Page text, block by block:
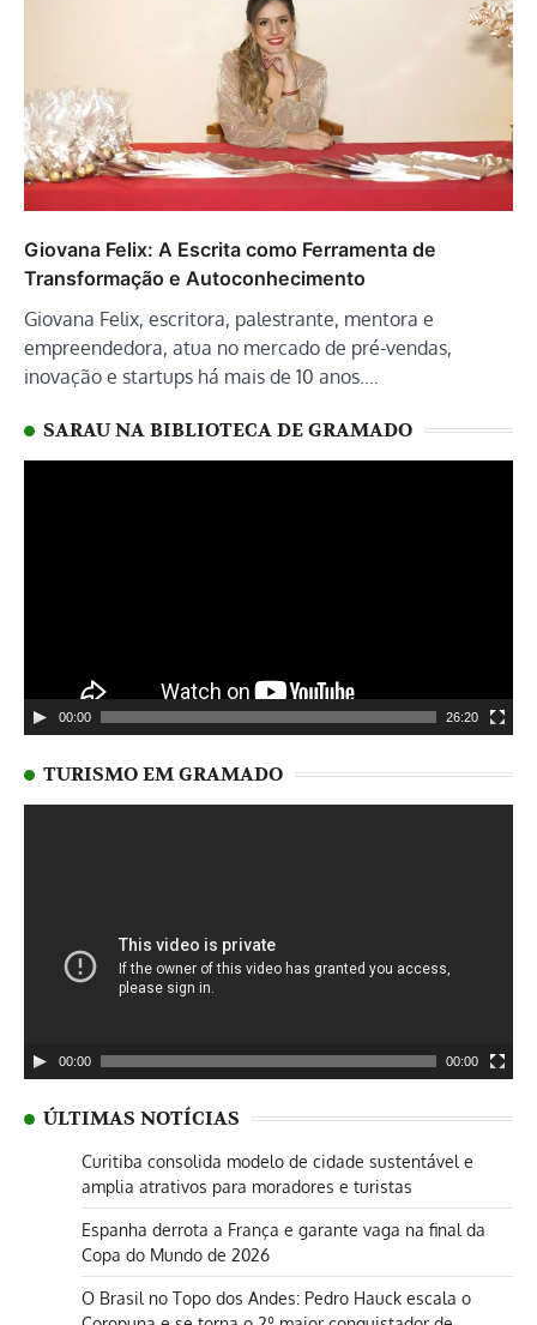
Giovana Felix: A Escrita como Ferramenta de
Transformação e Autoconhecimento
Giovana Felix, escritora, palestrante, mentora e
empreendedora, atua no mercado de pré-vendas,
inovação e startups há mais de 10 anos.…
SARAU NA BIBLIOTECA DE GRAMADO
00:00 26:20
TURISMO EM GRAMADO
00:00 00:00
ÚLTIMAS NOTÍCIAS
Curitiba consolida modelo de cidade sustentável e
amplia atrativos para moradores e turistas
Espanha derrota a França e garante vaga na final da
Copa do Mundo de 2026
O Brasil no Topo dos Andes: Pedro Hauck escala o